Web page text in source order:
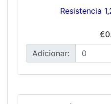
Resistencia
Adicionar: